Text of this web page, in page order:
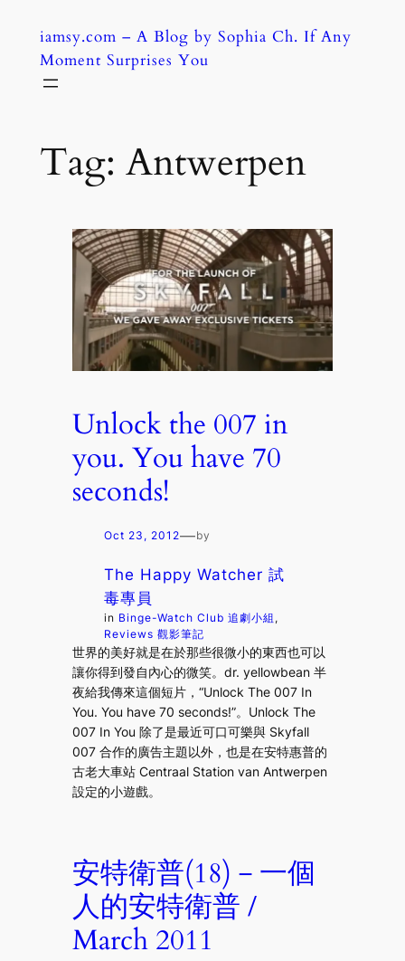
content
iamsy.com – A Blog by Sophia Ch. If Any
Moment Surprises You
Tag: Antwerpen
Unlock the 007 in
you. You have 70
seconds!
Oct 23, 2012—by
The Happy Watcher 試
毒專員
in Binge-Watch Club 追劇小組
Reviews 觀影筆記
世界的美好就是在於那些很微小的東西也可以
讓你得到發自內心的微笑。dr. yellowbean 半
夜給我傳來這個短片，“Unlock The 007 In
You. You have 70 seconds!”。Unlock The
007 In You 除了是最近可口可樂與 Skyfall
007 合作的廣告主題以外，也是在安特惠普的
古老大車站 Centraal Station van Antwerpen
設定的小遊戲。
安特衛普(18)－一個
人的安特衛普 /
March 2011